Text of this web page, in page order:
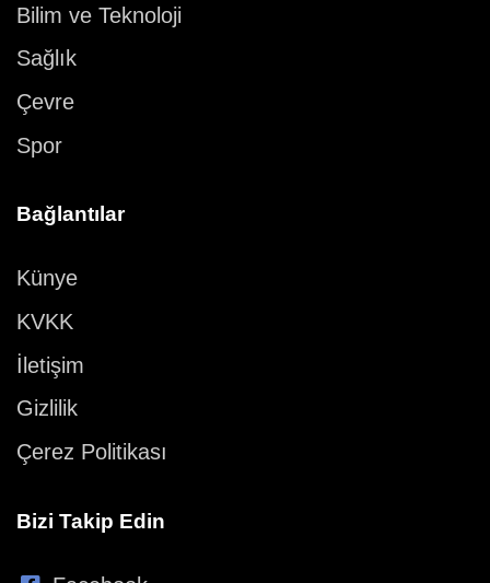
Bilim ve Teknoloji
Sağlık
Çevre
Spor
Bağlantılar
Künye
KVKK
İletişim
Gizlilik
Çerez Politikası
Bizi Takip Edin